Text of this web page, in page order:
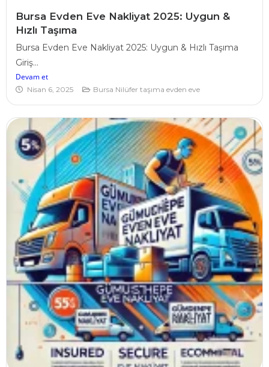
Bursa Evden Eve Nakliyat 2025: Uygun &
Hızlı Taşıma
Bursa Evden Eve Nakliyat 2025: Uygun & Hızlı Taşıma
Giriş...
Devam et
Nisan 6, 2025 Bursa Nilüfer taşıma evden eve